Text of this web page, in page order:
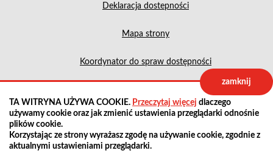
TA WITRYNA UŻYWA COOKIE. Przeczytaj więcej dlaczego
używamy cookie oraz jak zmienić ustawienia przeglądarki odnośnie
plików cookie.
Korzystając ze strony wyrażasz zgodę na używanie cookie, zgodnie z
aktualnymi ustawieniami przeglądarki.
zamknij
Deklaracja dostepności
Mapa strony
Koordynator do spraw dostępności
Projekt: IntraCOM.pl